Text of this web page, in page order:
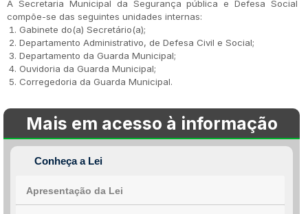
A Secretaria Municipal da Segurança pública e Defesa Social
compõe-se das seguintes unidades internas:
Gabinete do(a) Secretário(a);
Departamento Administrativo, de Defesa Civil e Social;
Departamento da Guarda Municipal;
Ouvidoria da Guarda Municipal;
Corregedoria da Guarda Municipal.
Mais em acesso à informação
Conheça a Lei
Apresentação da Lei